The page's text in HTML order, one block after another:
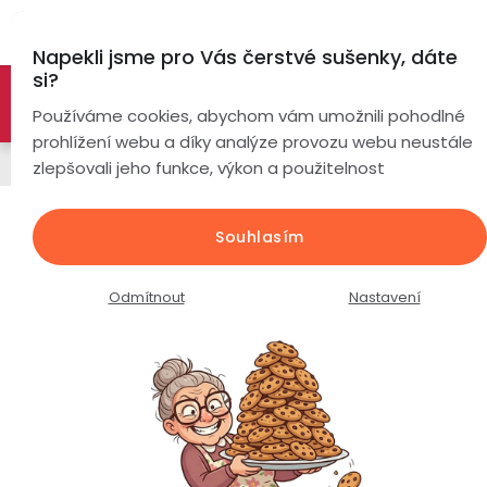
Napekli jsme pro Vás čerstvé sušenky, dáte
si?
Používáme cookies, abychom vám umožnili pohodlné
prohlížení webu a díky analýze provozu webu neustále
zlepšovali jeho funkce, výkon a použitelnost
Nastavení
Odmítnout
Souhlasím
obsah
🚀 Nové modely DRONŮ 🚀
-26%
PROZKOUMAT NABÍDKU
náramky
Chytré
podle
Dámské
Chytré
sluchátka
Chytré hodinky
Dětské volací GPS hodinky PulsGo
KIDS Cool D8 / černé /
Průměrné
Neohodnoceno Podrobnosti hodnocení